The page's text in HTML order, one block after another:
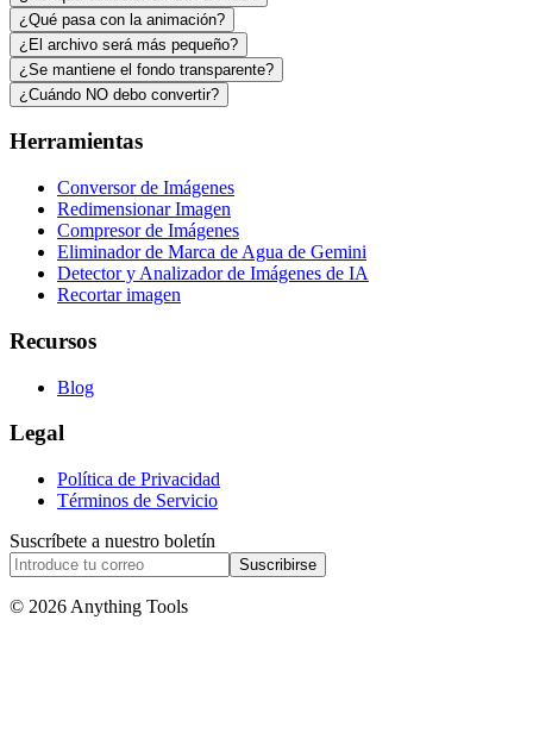
¿Qué pasa con la animación?
¿El archivo será más pequeño?
¿Se mantiene el fondo transparente?
¿Cuándo NO debo convertir?
Herramientas
Conversor de Imágenes
Redimensionar Imagen
Compresor de Imágenes
Eliminador de Marca de Agua de Gemini
Detector y Analizador de Imágenes de IA
Recortar imagen
Recursos
Blog
Legal
Política de Privacidad
Términos de Servicio
Suscríbete a nuestro boletín
Suscribirse
© 2026 Anything Tools